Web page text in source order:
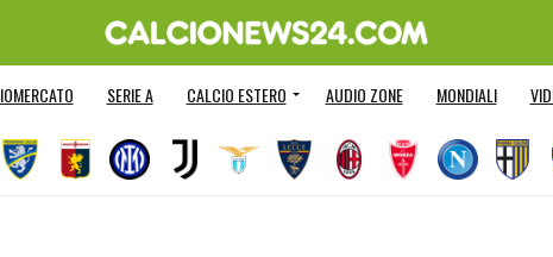
SERIE A CALCIO ESTERO AUDIO ZONE MONDIALI